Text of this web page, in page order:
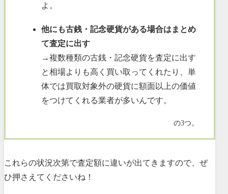
よ。
他にも古銭・記念硬貨がある場合はまとめ
て査定に出す
→複数種類の古銭・記念硬貨を査定に出す
と相場よりも高く買い取ってくれたり、単
体では買取対象外の硬貨に額面以上の価値
をつけてくれる業者が多いんです。
の3つ。
これらの状況次第で査定額に違いが出てきますので、ぜ
ひ押さえてくださいね！